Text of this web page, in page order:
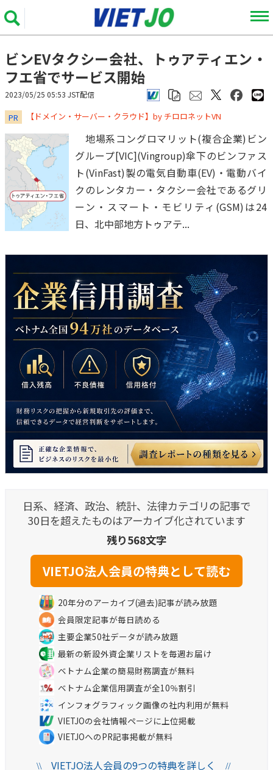
ビンEVタクシー会社、トゥアティエン・
フエ省でサービス開始
2023/05/25 05:53 JST配信
PR ​​​​​​​【ドメイン・サーバー・クラウド】by チロロネットVN
地場系コングロマリット(複合企業)ビン
グループ[VIC](Vingroup)傘下のビンファス
ト(VinFast)製の電気自動車(EV)・電動バイ
クのレンタカー・タクシー会社であるグリ
ーン・スマート・モビリティ(GSM)は24
日、北中部地方トゥアテ...
日系、経済、政治、統計、法律カテゴリの記事で
30日を超えたものはアーカイブ化されています
残り568文字
20年分のアーカイブ(過去)記事が読み放題
会員限定記事が毎日読める
主要企業50社データが読み放題
最新の新設外資企業リストを毎週お届け
ベトナム企業の簡易財務調査が無料
ベトナム企業信用調査が全10％割引
インフォグラフィック画像の社内利用が無料
VIETJOの会社情報ページに上位掲載
VIETJOへのPR記事掲載が無料
\\VIETJO法人会員の9つの特典を詳しく //